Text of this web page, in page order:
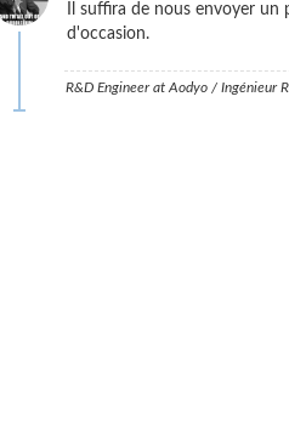
Il suffira de nous envoyer un
d'occasion.
R&D Engineer at Aodyo / Ingénieur